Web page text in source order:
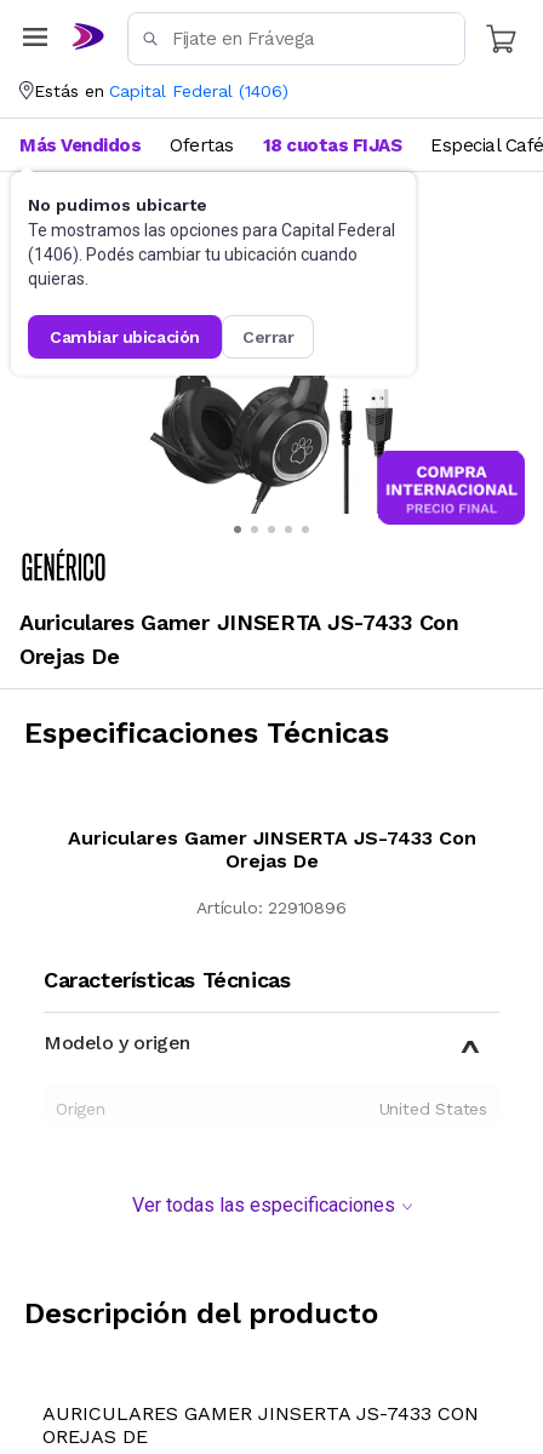
Estás en Capital Federal (1406)
No pudimos ubicarte
Te mostramos las opciones para Capital Federal
(1406). Podés cambiar tu ubicación cuando
quieras.
cambiar ubicación cerrar
Más Vendidos Ofertas 18 cuotas FIJAS Especial Café
Gaming PC Auriculares
Auriculares Gamer JINSERTA JS-7433 Con
Orejas De
Especificaciones Técnicas
Auriculares Gamer JINSERTA JS-7433 Con
Orejas De
Artículo: 22910896
Características Técnicas
Modelo y origen
Origen United States
Ver todas las especificaciones
Descripción del producto
AURICULARES GAMER JINSERTA JS-7433 CON
OREJAS DE